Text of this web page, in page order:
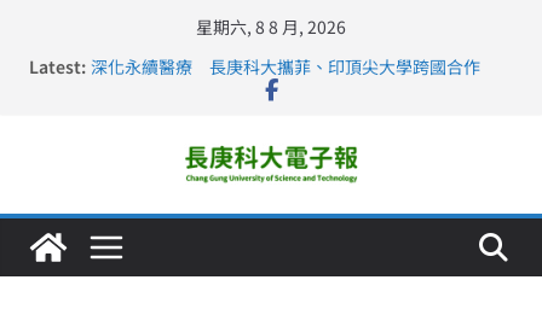
星期六, 8 8 月, 2026
Latest: 深化永續醫療 長庚科大攜菲、印頂尖大學跨國合作
長庚科大訪凱瑟醫療集團、美容學校收穫豐
仁德醫專與長庚科大締結策略聯盟 培育護理尖兵
長庚科大連四年穩居《遠見》醫學大學第5名 辦學實力再